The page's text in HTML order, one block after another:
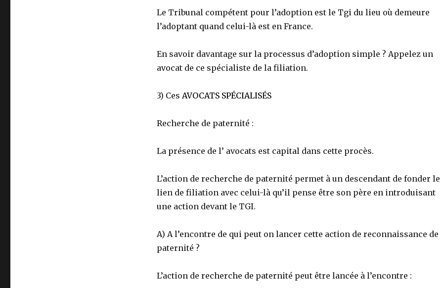
Le Tribunal compétent pour l’adoption est le Tgi du lieu où demeure
l’adoptant quand celui-là est en France.
En savoir davantage sur la processus d’adoption simple ? Appelez un
avocat de ce spécialiste de la filiation.
3) Ces AVOCATS SPÉCIALISÉS
Recherche de paternité :
La présence de l’ avocats est capital dans cette procès.
L’action de recherche de paternité permet à un descendant de fonder le
lien de filiation avec celui-là qu’il pense être son père en introduisant
une action devant le TGI.
A) A l’encontre de qui peut on lancer cette action de reconnaissance de
paternité ?
L’action de recherche de paternité peut être lancée à l’encontre :